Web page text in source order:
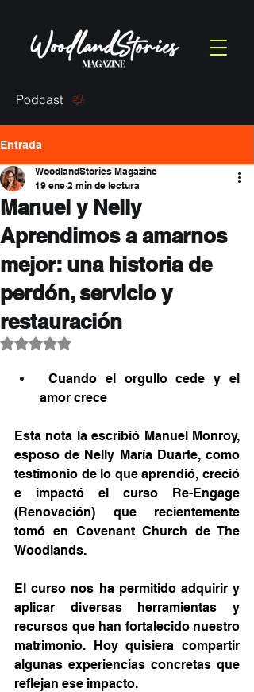
Podcast
Entrada
Manuel y Nelly
Aprendimos a amarnos
mejor: una historia de
perdón, servicio y
restauración
WoodlandStories Magazine
19 ene 2 min de lectura
Obtuvo NaN de 5 estrellas.
Cuando el orgullo cede y el
amor crece
Esta nota la escribió Manuel Monroy,
esposo de Nelly María Duarte, como
testimonio de lo que aprendió, creció
e impactó el curso Re-Engage
(Renovación) que recientemente
tomó en Covenant Church de The
Woodlands.
El curso nos ha permitido adquirir y
aplicar diversas herramientas y
recursos que han fortalecido nuestro
matrimonio. Hoy quisiera compartir
algunas experiencias concretas que
reflejan ese impacto.